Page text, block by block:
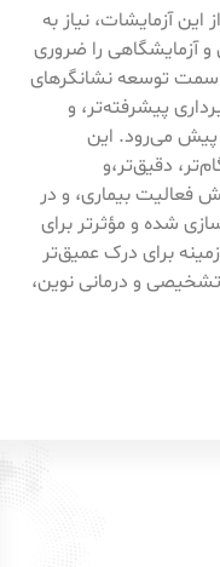
آزمایشات، نیاز به
و آزمایشگاهی را ضروری
سمت توسعه نشانگرهای
پیشرفته‌تر، و
می‌رود. این
دقیق‌تر،و
فعالیت بیماری، و در
شده و مؤثرتر برای
برای درک عمیق‌تر
و درمانی نوین،